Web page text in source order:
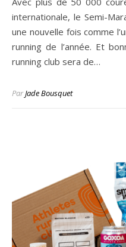
internationale, le Semi-
une nouvelle fois comme
running de l’année. Et
running club sera de…
ParJade Bousquet